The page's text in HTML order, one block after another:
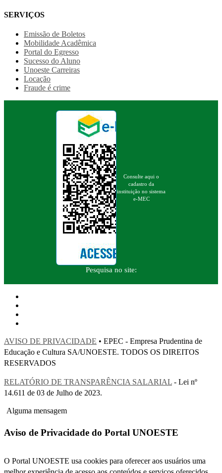
SERVIÇOS
Emissão de Boletos
Mobilidade Acadêmica
Portal do Egresso
Sucesso do Aluno
Unoeste Carreiras
Locação
Fraude é crime
Consulte aqui o
cadastro da
instituição no sistema
e-MEC
Pesquisa no site:
AVISO DE PRIVACIDADE • EPEC - Empresa Prudentina de
Educação e Cultura SA/UNOESTE. TODOS OS DIREITOS
RESERVADOS
RELATÓRIO DE TRANSPARÊNCIA SALARIAL - Lei nº
14.611 de 03 de Julho de 2023.
Alguma mensagem
Aviso de Privacidade do Portal UNOESTE
O Portal UNOESTE usa cookies para oferecer aos usuários uma